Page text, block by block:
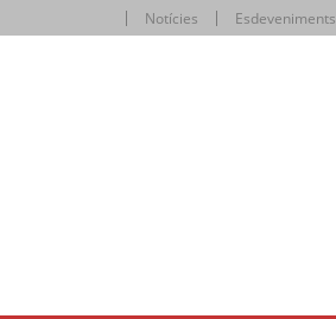
Notícies Esdeveniments